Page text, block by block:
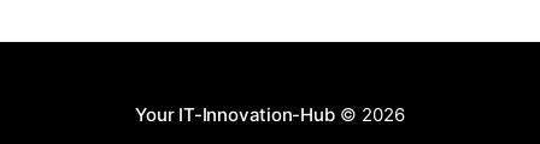
Überwachen und Verwalten von
Your IT-Innovation-Hub© 2026